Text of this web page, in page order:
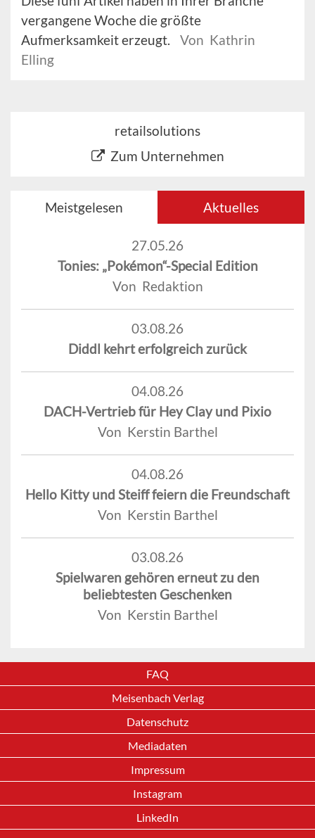
vergangene Woche die größte
Aufmerksamkeit erzeugt.
Von Kathrin
Elling
retailsolutions
Zum Unternehmen
Meistgelesen Aktuelles
27.05.26
Tonies: „Pokémon“-Special Edition
Von Redaktion
03.08.26
Diddl kehrt erfolgreich zurück
04.08.26
DACH-Vertrieb für Hey Clay und Pixio
Von Kerstin Barthel
04.08.26
Hello Kitty und Steiff feiern die Freundschaft
Von Kerstin Barthel
03.08.26
Spielwaren gehören erneut zu den
beliebtesten Geschenken
Von Kerstin Barthel
FAQ
Meisenbach Verlag
Datenschutz
Mediadaten
Impressum
Instagram
LinkedIn